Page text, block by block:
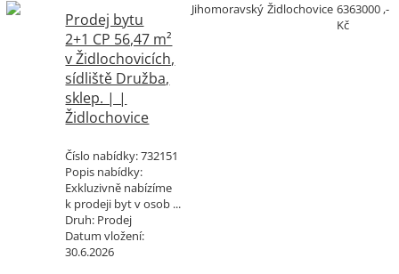
Prodej bytu
2+1 CP 56,47 m²
v Židlochovicích,
sídliště Družba,
sklep. | |
Židlochovice
Číslo nabídky:732151
Popis nabídky:
Exkluzivně nabízíme
k prodeji byt v osob ...
Druh: Prodej
Datum vložení:
30.6.2026
Jihomoravský Židlochovice 6363000 ,-
Kč